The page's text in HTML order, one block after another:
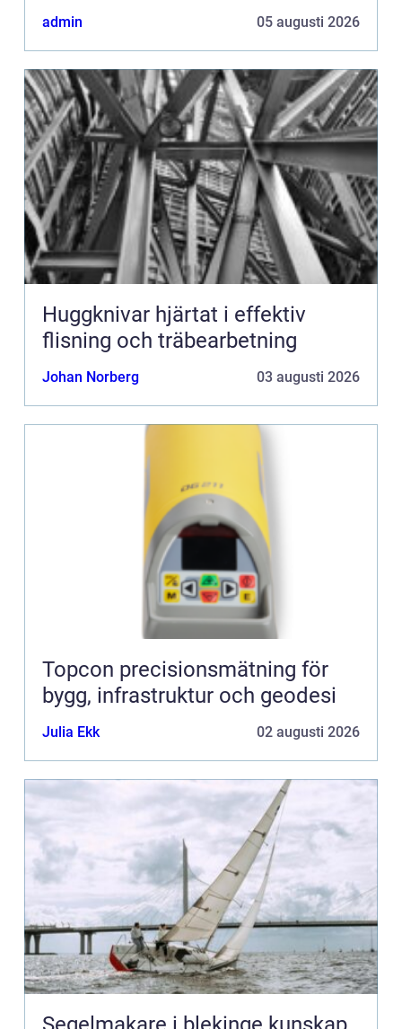
admin 05 augusti 2026
Huggknivar hjärtat i effektiv
flisning och träbearbetning
Johan Norberg 03 augusti 2026
Topcon precisionsmätning för
bygg, infrastruktur och geodesi
Julia Ekk 02 augusti 2026